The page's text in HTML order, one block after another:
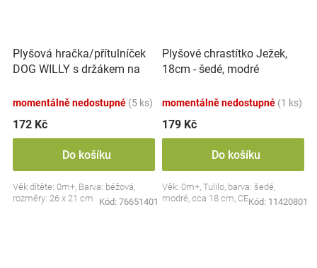
Plyšová hračka/přítulníček
DOG WILLY s držákem na
momentálně nedostupné (5 ks)
172 Kč
Do košíku
Věk dítěte: 0m+, Barva: béžová,
rozměry: 26 x 21 cm
Kód: 76651401
Plyšové chrastítko Ježek,
18cm - šedé, modré
momentálně nedostupné (1 ks)
179 Kč
Do košíku
Věk: 0m+, Tulilo, barva: šedé,
modré, cca 18 cm, CEKód: 11420801